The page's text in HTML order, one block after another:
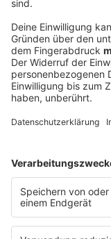
Michael Schulte
Video)
Anzeige